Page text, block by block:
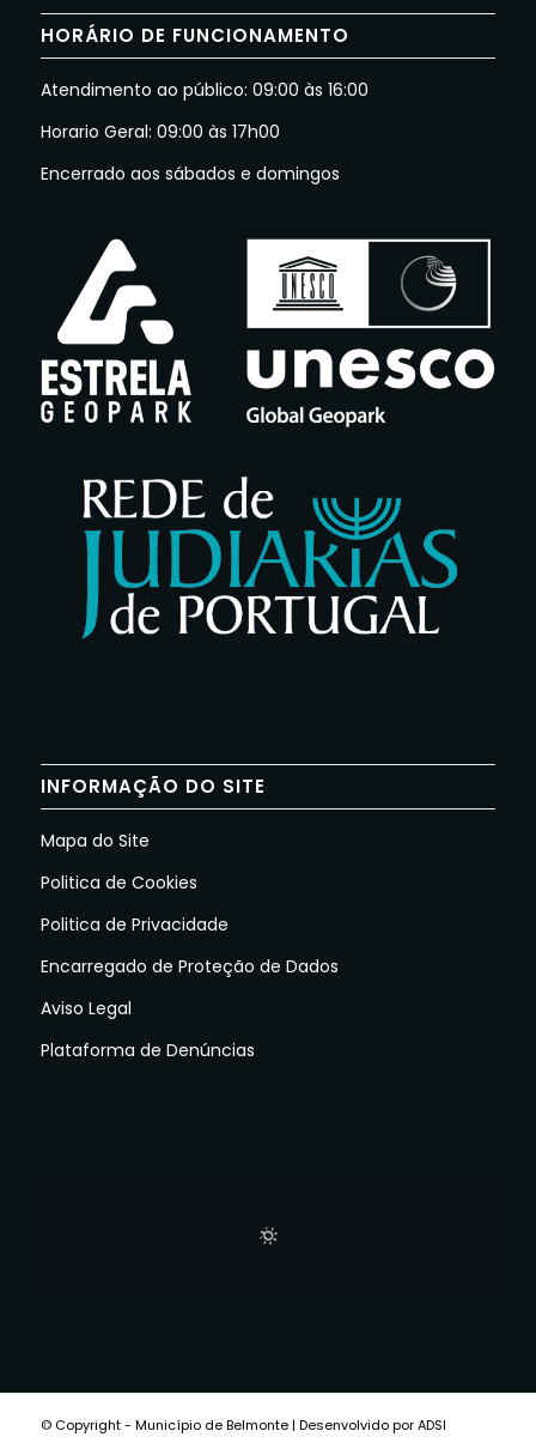
HORÁRIO DE FUNCIONAMENTO
Atendimento ao público: 09:00 às 16:00
Horario Geral: 09:00 às 17h00
Encerrado aos sábados e domingos
INFORMAÇÃO DO SITE
Mapa do Site
Politica de Cookies
Politica de Privacidade
Encarregado de Proteção de Dados
Aviso Legal
Plataforma de Denúncias
© Copyright - Município de Belmonte | Desenvolvido por ADSI